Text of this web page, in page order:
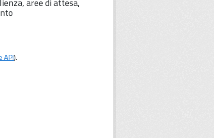
aree di attesa,
API).